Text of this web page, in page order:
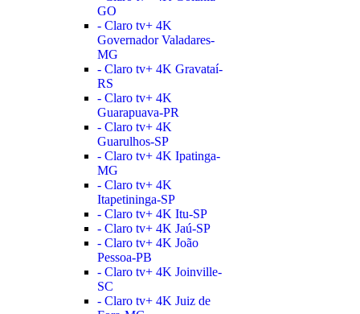
GO
- Claro tv+ 4K
Governador Valadares-
MG
- Claro tv+ 4K Gravataí-
RS
- Claro tv+ 4K
Guarapuava-PR
- Claro tv+ 4K
Guarulhos-SP
- Claro tv+ 4K Ipatinga-
MG
- Claro tv+ 4K
Itapetininga-SP
- Claro tv+ 4K Itu-SP
- Claro tv+ 4K Jaú-SP
- Claro tv+ 4K João
Pessoa-PB
- Claro tv+ 4K Joinville-
SC
- Claro tv+ 4K Juiz de